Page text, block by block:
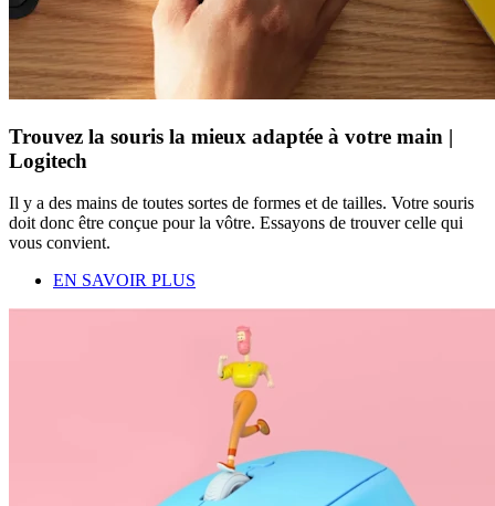
Trouvez la souris la mieux adaptée à votre main |
Logitech
Il y a des mains de toutes sortes de formes et de tailles. Votre souris
doit donc être conçue pour la vôtre. Essayons de trouver celle qui
vous convient.
EN SAVOIR PLUS